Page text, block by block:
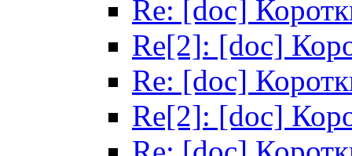
Re: [doc]
Re[2]: [doc]
Re: [doc]
Re[2]: [doc]